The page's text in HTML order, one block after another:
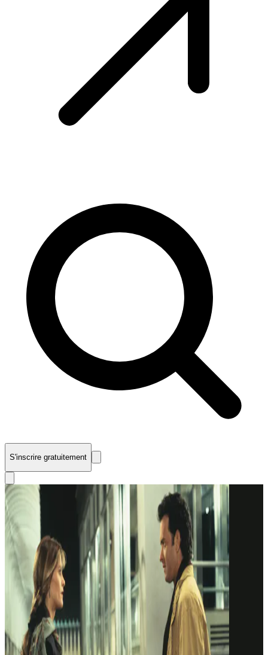
S'inscrire gratuitement